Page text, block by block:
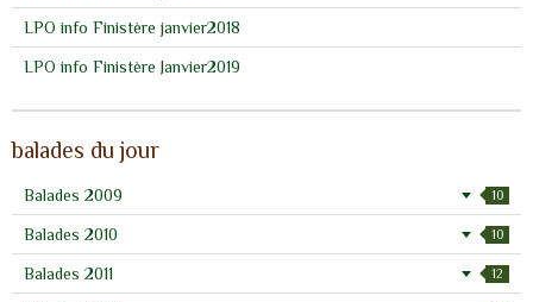
LPO info Finistère janvier2018
LPO info Finistère Janvier2019
balades du jour
Balades 2009 10
Balades 2010 10
Balades 2011 12